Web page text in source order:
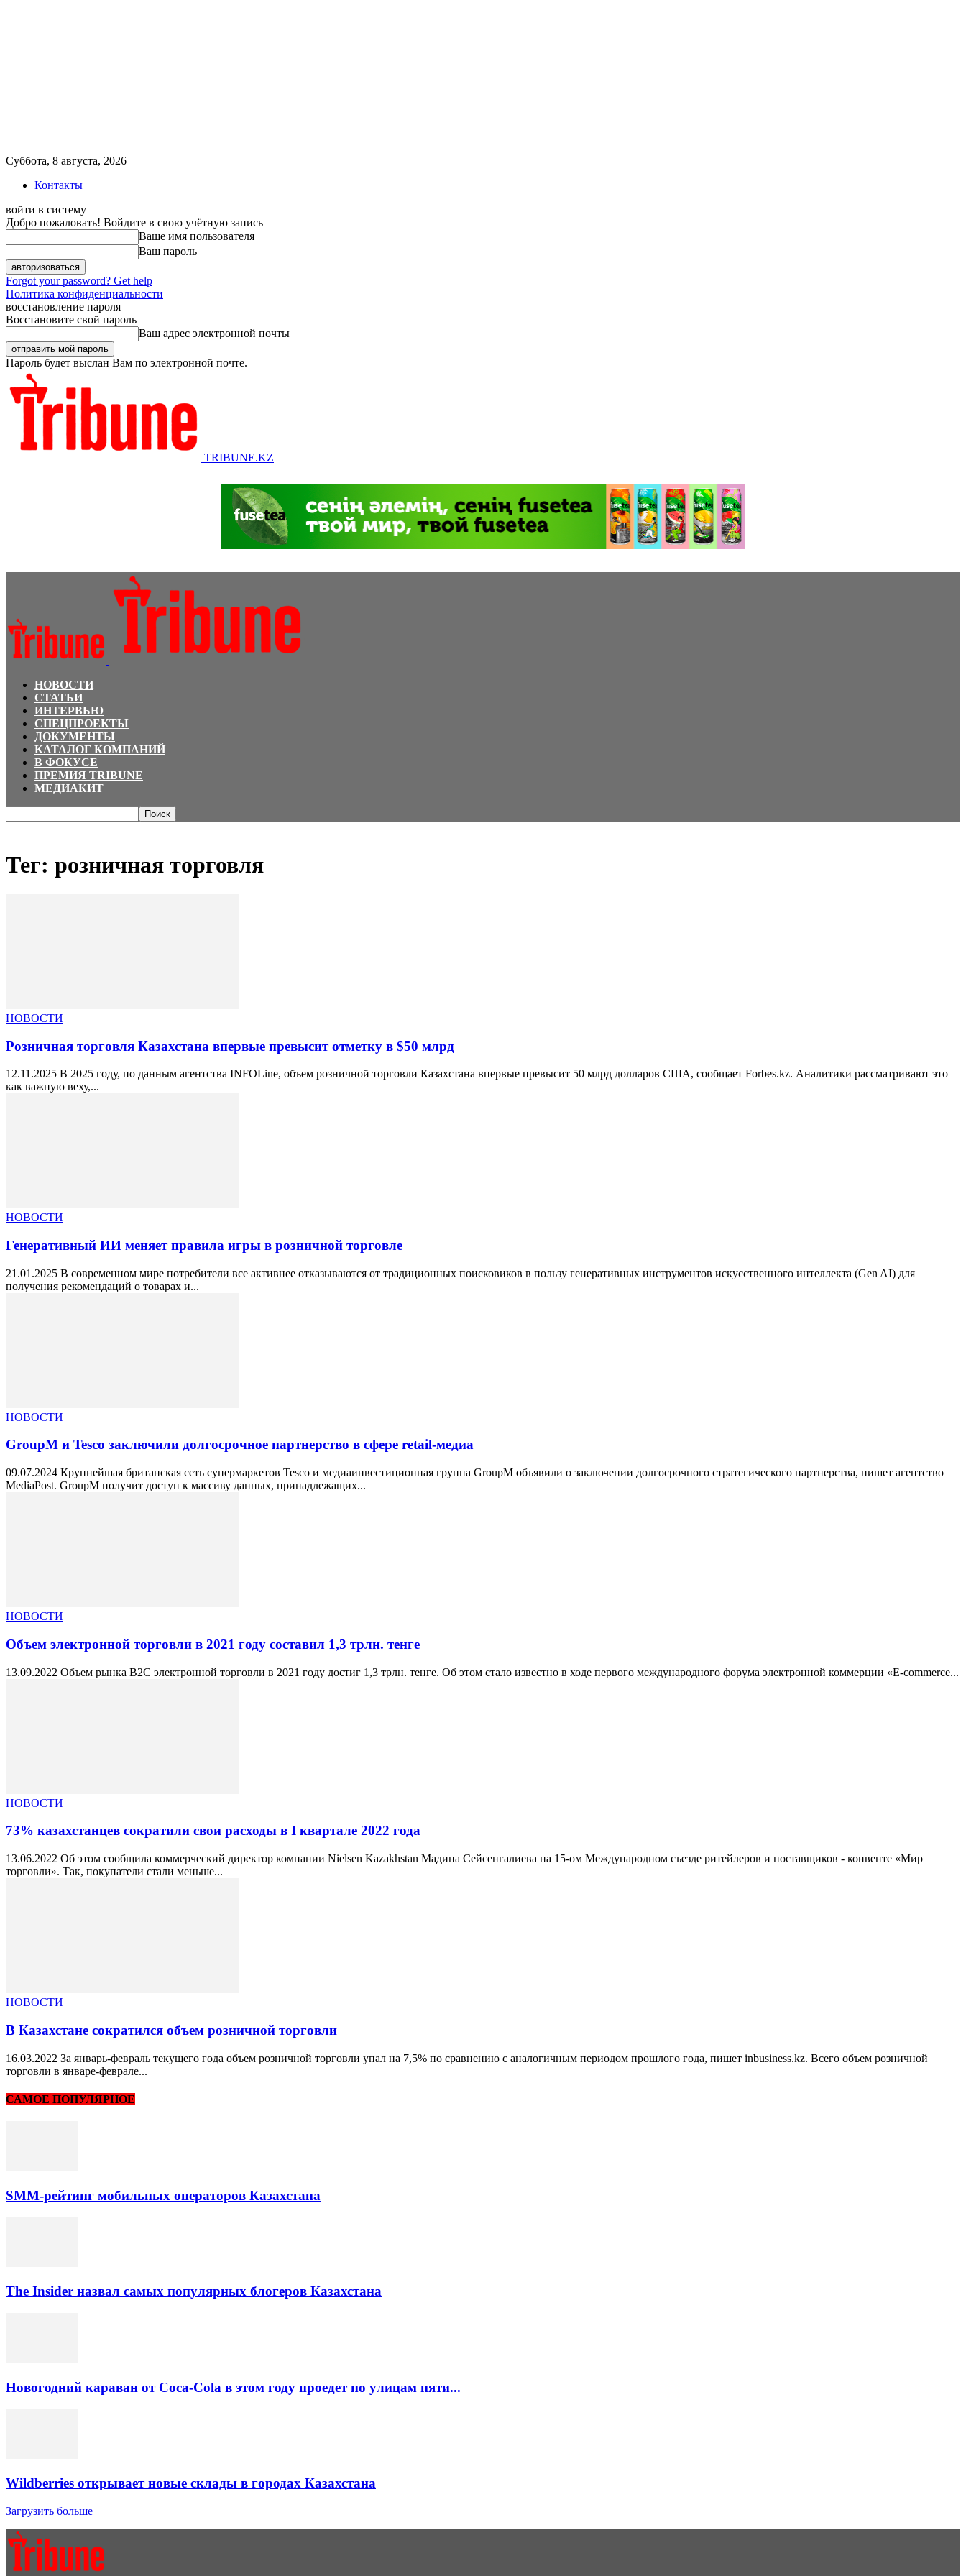
Суббота, 8 августа, 2026
Контакты
войти в систему
Добро пожаловать! Войдите в свою учётную запись
Ваше имя пользователя
Ваш пароль
Forgot your password? Get help
Политика конфиденциальности
восстановление пароля
Восстановите свой пароль
Ваш адрес электронной почты
Пароль будет выслан Вам по электронной почте.
TRIBUNE.KZ
НОВОСТИ
СТАТЬИ
ИНТЕРВЬЮ
СПЕЦПРОЕКТЫ
ДОКУМЕНТЫ
КАТАЛОГ КОМПАНИЙ
В ФОКУСЕ
ПРЕМИЯ TRIBUNE
МЕДИАКИТ
Тег: розничная торговля
НОВОСТИ
Розничная торговля Казахстана впервые превысит отметку в $50 млрд
12.11.2025 В 2025 году, по данным агентства INFOLine, объем розничной торговли Казахстана впервые превысит 50 млрд долларов США, сообщает Forbes.kz. Аналитики рассматривают это
как важную веху,...
НОВОСТИ
Генеративный ИИ меняет правила игры в розничной торговле
21.01.2025 В современном мире потребители все активнее отказываются от традиционных поисковиков в пользу генеративных инструментов искусственного интеллекта (Gen AI) для
получения рекомендаций о товарах и...
НОВОСТИ
GroupM и Tesco заключили долгосрочное партнерство в сфере retail-медиа
09.07.2024 Крупнейшая британская сеть супермаркетов Tesco и медиаинвестиционная группа GroupM объявили о заключении долгосрочного стратегического партнерства, пишет агентство
MediaPost. GroupM получит доступ к массиву данных, принадлежащих...
НОВОСТИ
Объем электронной торговли в 2021 году составил 1,3 трлн. тенге
13.09.2022 Объем рынка B2C электронной торговли в 2021 году достиг 1,3 трлн. тенге. Об этом стало известно в ходе первого международного форума электронной коммерции «E-commerce...
НОВОСТИ
73% казахстанцев сократили свои расходы в I квартале 2022 года
13.06.2022 Об этом сообщила коммерческий директор компании Nielsen Kazakhstan Мадина Сейсенгалиева на 15-ом Международном съезде ритейлеров и поставщиков - конвенте «Мир
торговли». Так, покупатели стали меньше...
НОВОСТИ
В Казахстане сократился объем розничной торговли
16.03.2022 За январь-февраль текущего года объем розничной торговли упал на 7,5% по сравнению с аналогичным периодом прошлого года, пишет inbusiness.kz. Всего объем розничной
торговли в январе-феврале...
САМОЕ ПОПУЛЯРНОЕ
SMM-рейтинг мобильных операторов Казахстана
The Insider назвал самых популярных блогеров Казахстана
Новогодний караван от Coca-Cola в этом году проедет по улицам пяти...
Wildberries открывает новые склады в городах Казахстана
Загрузить больше